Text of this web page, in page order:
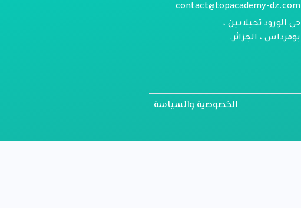
contact@topacademy-dz.com
حي الورود تجيلابين ،
بومرداس ، الجزائر.
الخصوصية والسياسة